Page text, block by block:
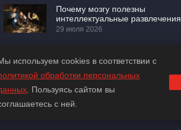
Почему мозгу полезны
интеллектуальные развлечения
29 июля 2026
кто любит думать
22 июля 2026
Как научиться быстрее
находить решения
используем cookies в соответствии с
обработки персональных
. Пользуясь сайтом вы
с ней.